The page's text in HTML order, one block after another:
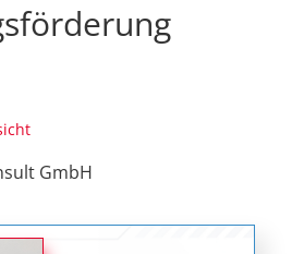
GmbH